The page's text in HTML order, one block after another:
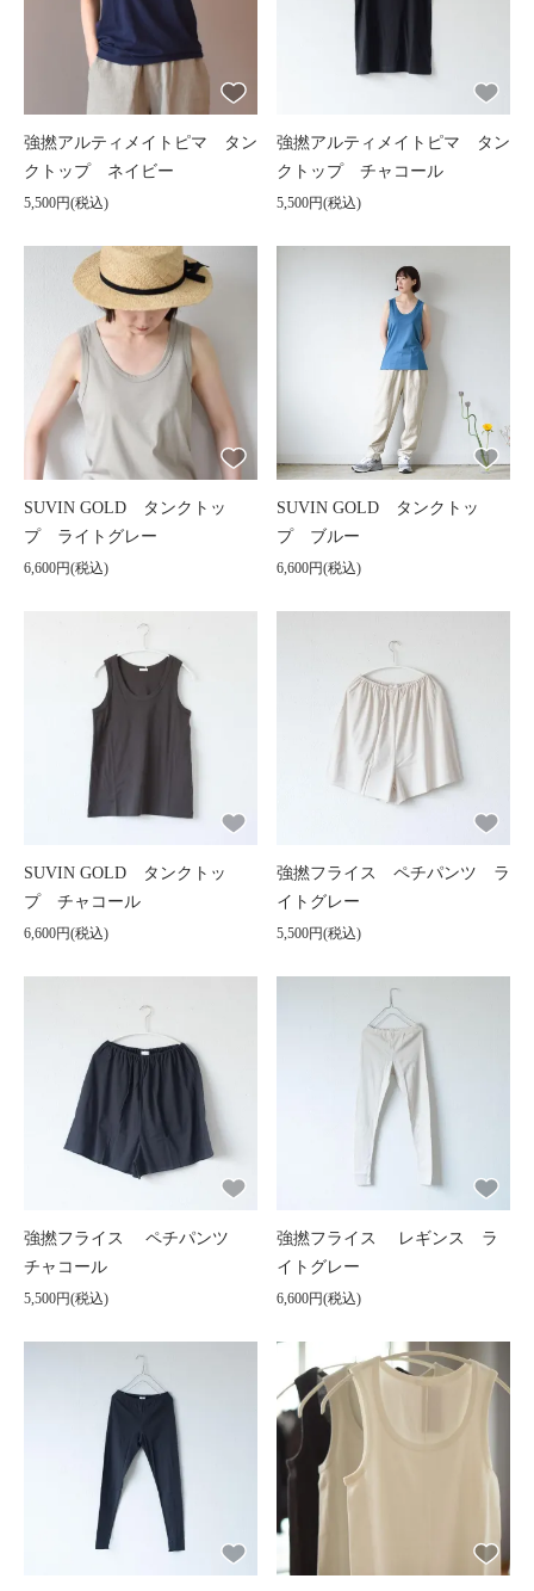
強撚アルティメイトピマ タン
クトップ ネイビー
5,500円(税込)
強撚アルティメイトピマ タン
クトップ チャコール
5,500円(税込)
SUVIN GOLD タンクトッ
プ ライトグレー
6,600円(税込)
SUVIN GOLD タンクトッ
プ ブルー
6,600円(税込)
SUVIN GOLD タンクトッ
プ チャコール
6,600円(税込)
強撚フライス ペチパンツ ラ
イトグレー
5,500円(税込)
強撚フライス ペチパンツ
チャコール
5,500円(税込)
強撚フライス レギンス ラ
イトグレー
6,600円(税込)